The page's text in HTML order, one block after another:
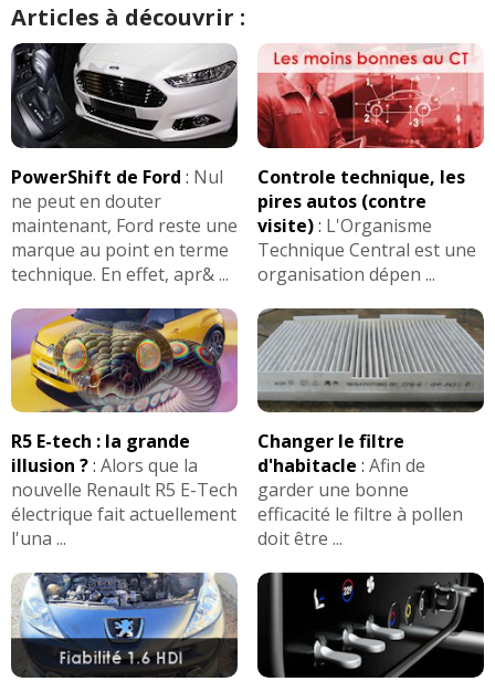
Articles à découvrir :
PowerShift de Ford : Nul
ne peut en douter
maintenant, Ford reste une
marque au point en terme
technique. En effet, apr& ...
Controle technique, les
pires autos (contre
visite): L'Organisme
Technique Central est une
organisation dépen ...
R5 E-tech : la grande
illusion ?: Alors que la
nouvelle Renault R5 E-Tech
électrique fait actuellement
l'una ...
Changer le filtre
d'habitacle : Afin de
garder une bonne
efficacité le filtre à pollen
doit être ...